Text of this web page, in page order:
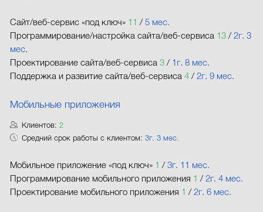
Сайт/веб-сервис «под ключ» 11 /5 мес.
Программирование/настройка сайта/веб-сервиса 13 /2г. 3
мес.
Проектирование сайта/веб-сервиса 3 / 1г. 8 мес.
Поддержка и развитие сайта/веб-сервиса 4 /2г. 9 мес.
Мобильные приложения
Клиентов:2
Средний срок работы с клиентом:3г. 3 мес.
Мобильное приложение «под ключ» 1 /3г. 11 мес.
Программирование мобильного приложения 1 /2г. 4 мес.
Проектирование мобильного приложения 1 /2г. 6 мес.